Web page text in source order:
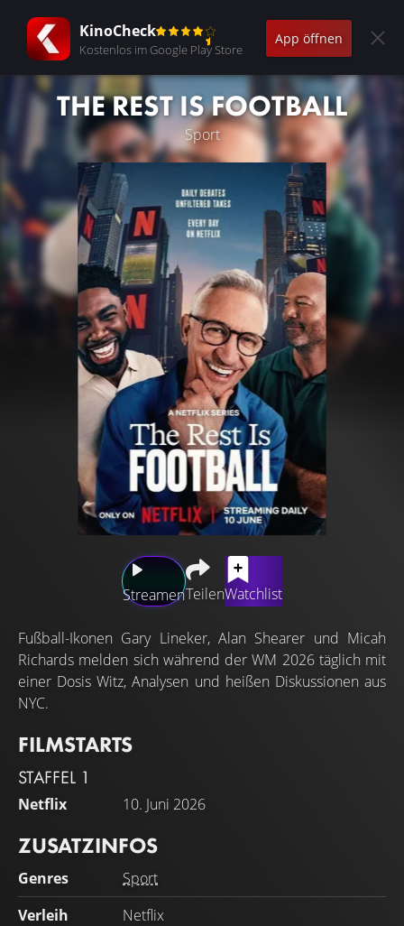
KinoCheck
Kostenlos im Google Play Store
App öffnen
THE REST IS FOOTBALL
Sport
StreamenTeilenWatchlist
Fußball-Ikonen Gary Lineker, Alan Shearer und Micah
Richards melden sich während der WM 2026 täglich mit
einer Dosis Witz, Analysen und heißen Diskussionen aus
NYC.
FILMSTARTS
STAFFEL 1
Netflix 10. Juni 2026
ZUSATZINFOS
Genres
Sport
Verleih
Netflix